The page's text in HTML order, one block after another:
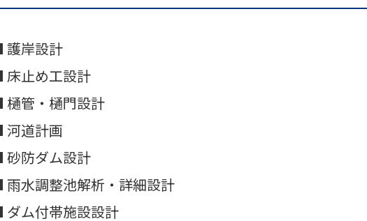
岸設計
止め工設計
管・樋門設計
道計画
防ダム設計
水調整池解析・詳細設計
ム付帯施設設計